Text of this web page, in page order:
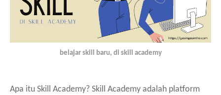
belajar skill baru, di skill academy
Apa itu Skill Academy? Skill Academy adalah platform